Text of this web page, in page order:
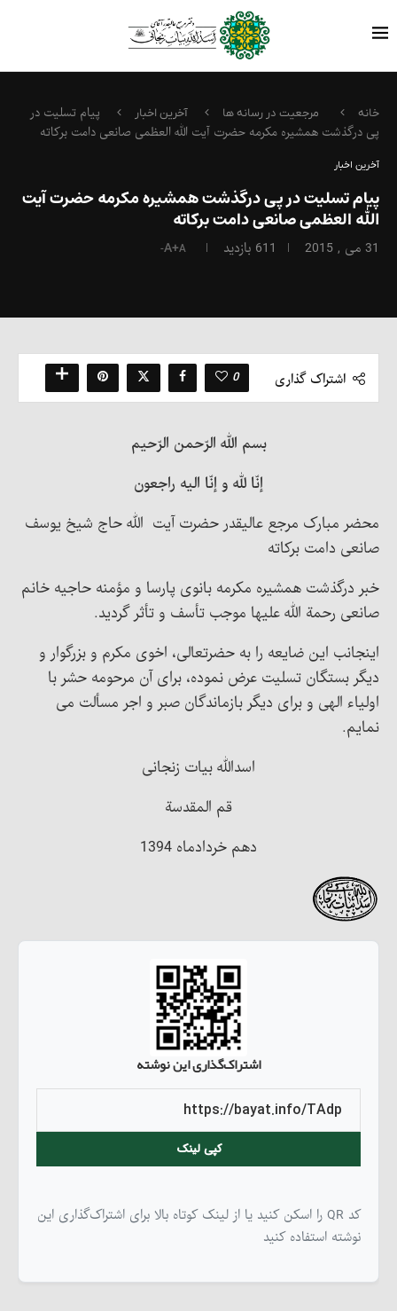
خانه مرجعیت در رسانه ها آخرین اخبار
پیام تسلیت در
پی درگذشت همشیره مکرمه حضرت آیت الله العظمی صانعی دامت برکاته
آخرین اخبار
پیام تسلیت در پی درگذشت همشیره مکرمه حضرت آیت
الله العظمی صانعی دامت برکاته
31 می , 2015 611 بازدید A+A-
اشتراک گذاری 0
بسم الله الرّحمن الرّحیم
إنّا لله و إنّا الیه راجعون
محضر مبارک مرجع عالیقدر حضرت آیت الله حاج شیخ یوسف
صانعی دامت برکاته
خبر درگذشت همشیره مکرمه بانوی پارسا و مؤمنه حاجیه خانم
صانعی رحمة الله علیها موجب تأسف و تأثر گردید.
اینجانب این ضایعه را به حضرتعالی، اخوی مکرم و بزرگوار و
دیگر بستگان تسلیت عرض نموده، برای آن مرحومه حشر با
اولیاء الهی و برای دیگر بازماندگان صبر و اجر مسألت می
نمایم.
اسدالله بیات زنجانی
قم المقدسة
دهم خردادماه 1394
اشتراک‌گذاری این نوشته
کپی لینک
کد QR را اسکن کنید یا از لینک کوتاه بالا برای اشتراک‌گذاری این
نوشته استفاده کنید